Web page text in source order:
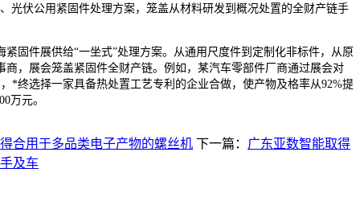
光伏公用紧固件处理方案，笼盖从材料研发到概况处置的全财产链手
件展供给“一坐式”处理方案。从通用尺度件到定制化非标件，从原
商，展会笼盖紧固件全财产链。例如，某汽车零部件厂商通过展会对
*终选择一家具备热处置工艺专利的企业合做，使产物及格率从92%提
万元。
合用于多品类电子产物的螺丝机 下一篇： 广东亚数智能取得
及车